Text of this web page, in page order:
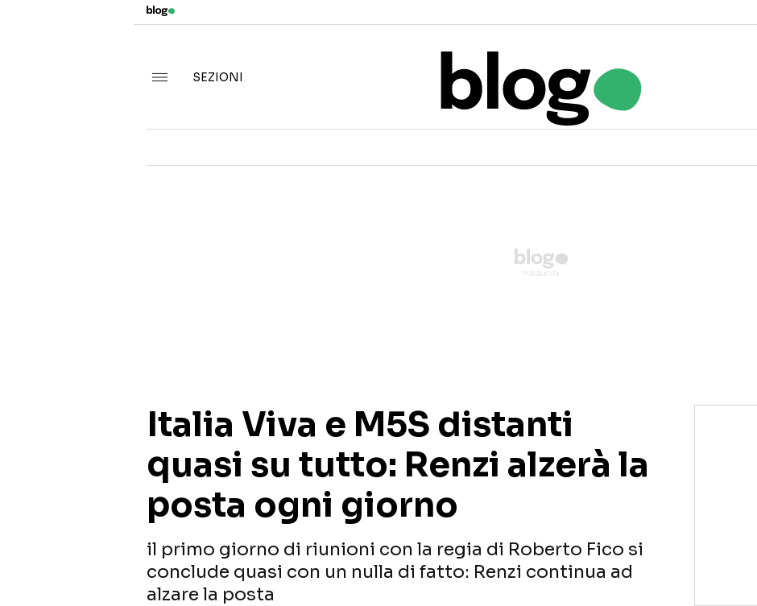
SEZIONI
Italia Viva e M5S distanti
quasi su tutto: Renzi alzerà la
posta ogni giorno
il primo giorno di riunioni con la regia di Roberto Fico si
conclude quasi con un nulla di fatto: Renzi continua ad
alzare la posta